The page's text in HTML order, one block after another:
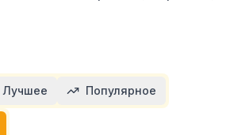
Лучшее Популярное